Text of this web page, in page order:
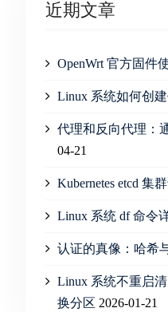
近期文章
OpenWrt 官方固件
Linux 系统如何创
代理和反向代理：
04-21
Kubernetes etcd 集
Linux 系统 df 命令
认证的真像：哈希
Linux 系统不重启
换分区 2026-01-21